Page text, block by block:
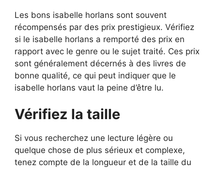
Les bons isabelle horlans sont souvent
récompensés par des prix prestigieux. Vérifiez
si le isabelle horlans a remporté des prix en
rapport avec le genre ou le sujet traité. Ces prix
sont généralement décernés à des livres de
bonne qualité, ce qui peut indiquer que le
isabelle horlans vaut la peine d’être lu.
Vérifiez la taille
Si vous recherchez une lecture légère ou
quelque chose de plus sérieux et complexe,
tenez compte de la longueur et de la taille du